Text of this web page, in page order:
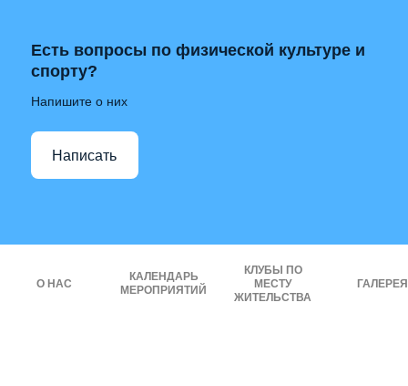
Есть вопросы по физической культуре и
спорту?
Напишите о них
Написать
О НАС
КАЛЕНДАРЬ
МЕРОПРИЯТИЙ
КЛУБЫ ПО
МЕСТУ
ЖИТЕЛЬСТВА
ГАЛЕРЕЯ